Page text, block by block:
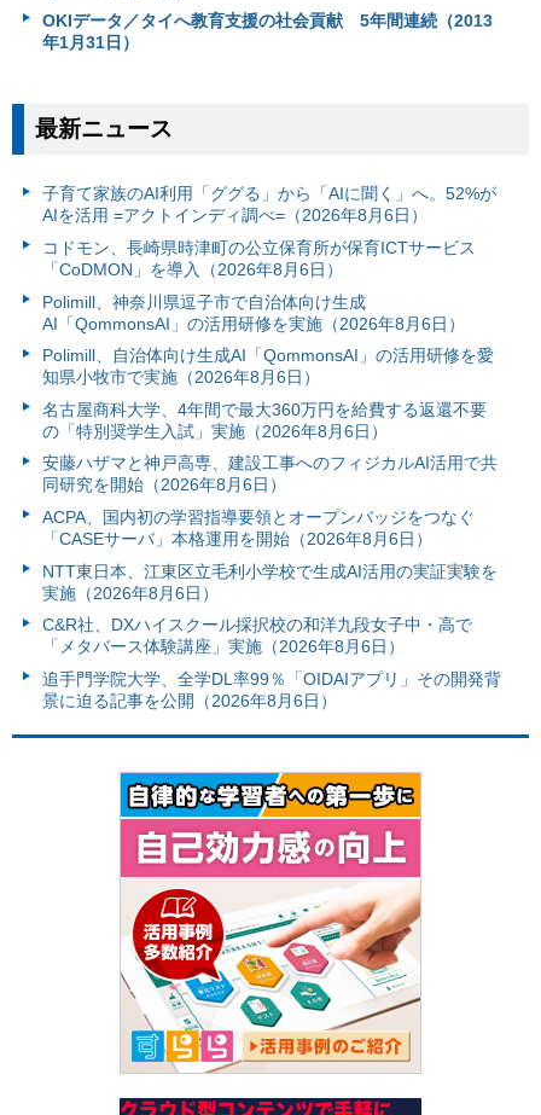
OKIデータ／タイへ教育支援の社会貢献 5年間連続（2013
年1月31日）
最新ニュース
子育て家族のAI利用「ググる」から「AIに聞く」へ。52%が
AIを活用 =アクトインディ調べ=（2026年8月6日）
コドモン、長崎県時津町の公立保育所が保育ICTサービス
「CoDMON」を導入（2026年8月6日）
Polimill、神奈川県逗子市で自治体向け生成
AI「QommonsAI」の活用研修を実施（2026年8月6日）
Polimill、自治体向け生成AI「QommonsAI」の活用研修を愛
知県小牧市で実施（2026年8月6日）
名古屋商科大学、4年間で最大360万円を給費する返還不要
の「特別奨学生入試」実施（2026年8月6日）
安藤ハザマと神戸高専、建設工事へのフィジカルAI活用で共
同研究を開始（2026年8月6日）
ACPA、国内初の学習指導要領とオープンバッジをつなぐ
「CASEサーバ」本格運用を開始（2026年8月6日）
NTT東日本、江東区立毛利小学校で生成AI活用の実証実験を
実施（2026年8月6日）
C&R社、DXハイスクール採択校の和洋九段女子中・高で
「メタバース体験講座」実施（2026年8月6日）
追手門学院大学、全学DL率99％「OIDAIアプリ」その開発背
景に迫る記事を公開（2026年8月6日）